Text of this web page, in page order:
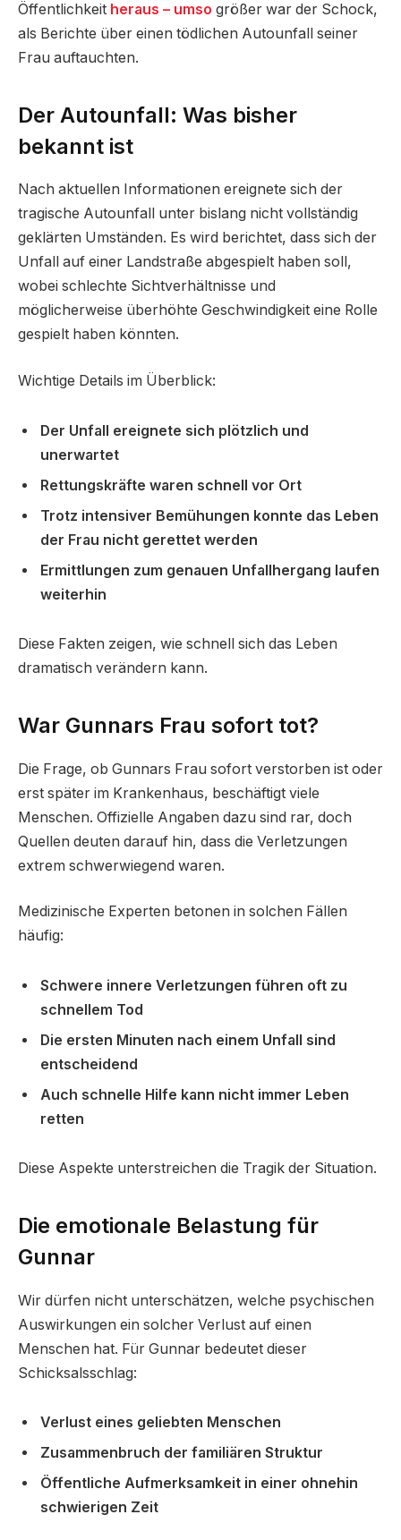
Öffentlichkeit heraus – umso größer war der Schock,
als Berichte über einen tödlichen Autounfall seiner
Frau auftauchten.
Der Autounfall: Was bisher
bekannt ist
Nach aktuellen Informationen ereignete sich der
tragische Autounfall unter bislang nicht vollständig
geklärten Umständen. Es wird berichtet, dass sich der
Unfall auf einer Landstraße abgespielt haben soll,
wobei schlechte Sichtverhältnisse und
möglicherweise überhöhte Geschwindigkeit eine Rolle
gespielt haben könnten.
Wichtige Details im Überblick:
Der Unfall ereignete sich plötzlich und
unerwartet
Rettungskräfte waren schnell vor Ort
Trotz intensiver Bemühungen konnte das Leben
der Frau nicht gerettet werden
Ermittlungen zum genauen Unfallhergang laufen
weiterhin
Diese Fakten zeigen, wie schnell sich das Leben
dramatisch verändern kann.
War Gunnars Frau sofort tot?
Die Frage, ob Gunnars Frau sofort verstorben ist oder
erst später im Krankenhaus, beschäftigt viele
Menschen. Offizielle Angaben dazu sind rar, doch
Quellen deuten darauf hin, dass die Verletzungen
extrem schwerwiegend waren.
Medizinische Experten betonen in solchen Fällen
häufig:
Schwere innere Verletzungen führen oft zu
schnellem Tod
Die ersten Minuten nach einem Unfall sind
entscheidend
Auch schnelle Hilfe kann nicht immer Leben
retten
Diese Aspekte unterstreichen die Tragik der Situation.
Die emotionale Belastung für
Gunnar
Wir dürfen nicht unterschätzen, welche psychischen
Auswirkungen ein solcher Verlust auf einen
Menschen hat. Für Gunnar bedeutet dieser
Schicksalsschlag:
Verlust eines geliebten Menschen
Zusammenbruch der familiären Struktur
Öffentliche Aufmerksamkeit in einer ohnehin
schwierigen Zeit